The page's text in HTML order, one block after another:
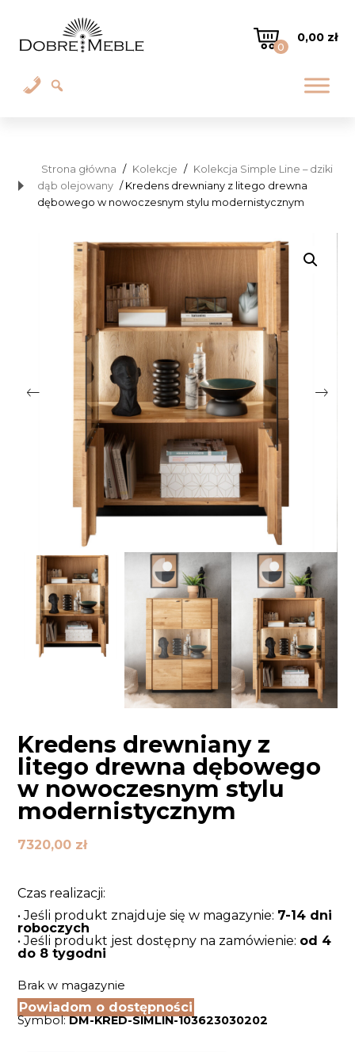
0
0,00 zł
Strona główna / Kolekcje / Kolekcja Simple Line – dziki
dąb olejowany / Kredens drewniany z litego drewna
dębowego w nowoczesnym stylu modernistycznym
Kredens drewniany z
litego drewna dębowego
w nowoczesnym stylu
modernistycznym
7320,00 zł
Czas realizacji:
• Jeśli produkt znajduje się w magazynie: 7-14 dni
roboczych
• Jeśli produkt jest dostępny na zamówienie: od 4
do 8 tygodni
Brak w magazynie
Powiadom o dostępności
Symbol:DM-KRED-SIMLIN-103623030202